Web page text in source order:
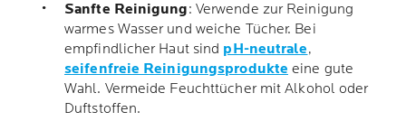
Sanfte Reinigung: Verwende zur Reinigung
warmes Wasser und weiche Tücher. Bei
empfindlicher Haut sind pH-neutrale,
seifenfreie Reinigungsprodukte eine gute
Wahl. Vermeide Feuchttücher mit Alkohol oder
Duftstoffen.